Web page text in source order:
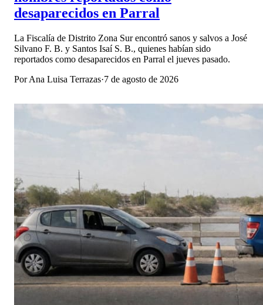
desaparecidos en Parral
La Fiscalía de Distrito Zona Sur encontró sanos y salvos a José
Silvano F. B. y Santos Isaí S. B., quienes habían sido
reportados como desaparecidos en Parral el jueves pasado.
PorAna Luisa Terrazas·7 de agosto de 2026